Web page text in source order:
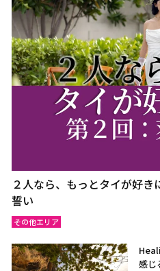
２人なら、もっとタイが好
誓い
その他エリア
感じ